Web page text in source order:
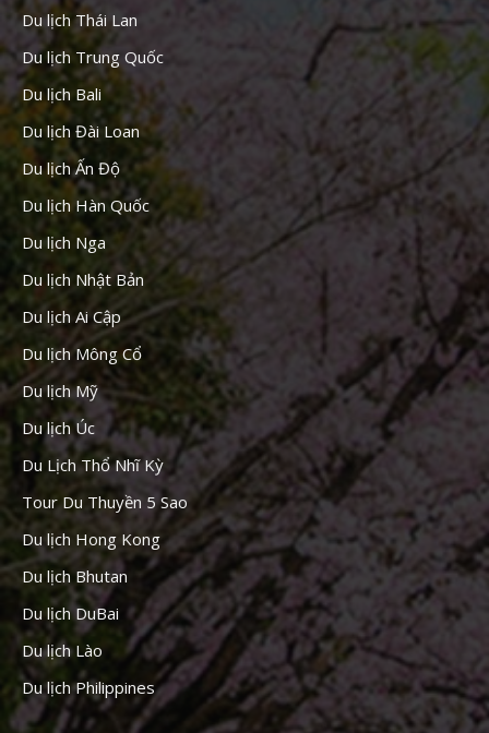
Du lịch Thái Lan
Du lịch Trung Quốc
Du lịch Bali
Du lịch Đài Loan
Du lịch Ấn Độ
Du lịch Hàn Quốc
Du lịch Nga
Du lịch Nhật Bản
Du lịch Ai Cập
Du lịch Mông Cổ
Du lịch Mỹ
Du lịch Úc
Du Lịch Thổ Nhĩ Kỳ
Tour Du Thuyền 5 Sao
Du lịch Hong Kong
Du lịch Bhutan
Du lịch DuBai
Du lịch Lào
Du lịch Philippines